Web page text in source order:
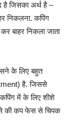
है जिसका अर्थ है –
निकलना. कपिंग
बाहर निकला जाता
के लिए बहुत
है. जिससे
में के लिए शीशे
की कप फेस से चिपक